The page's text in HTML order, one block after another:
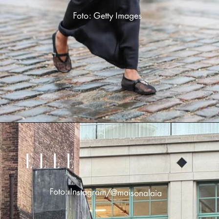
Foto: Getty Images
Foto: Instagram/@maisonalaia